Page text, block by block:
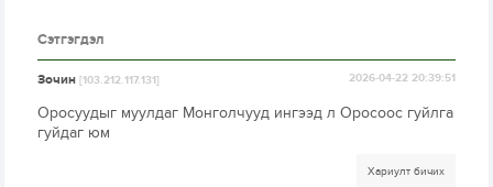
Сэтгэгдэл
Зочин[103.212.117.131] 2026-04-22 20:39:51
Оросуудыг муулдаг Монголчууд ингээд л Оросоос гуйлга
гуйдаг юм
Хариулт бичих